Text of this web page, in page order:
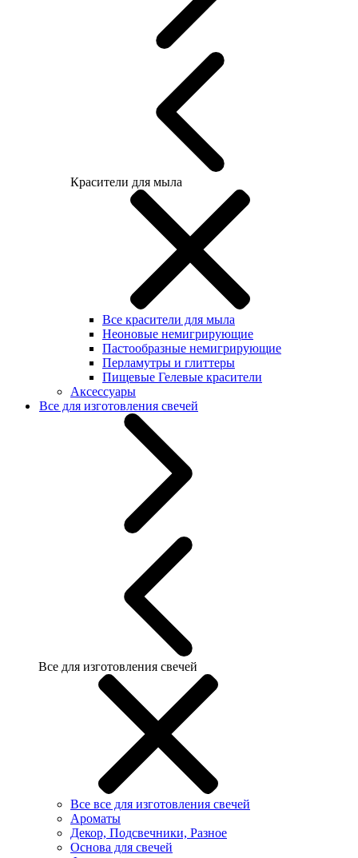
Красители для мыла
Все красители для мыла
Неоновые немигрирующие
Пастообразные немигрирующие
Перламутры и глиттеры
Пищевые Гелевые красители
Аксессуары
Все для изготовления свечей
Все для изготовления свечей
Все все для изготовления свечей
Ароматы
Декор, Подсвечники, Разное
Основа для свечей